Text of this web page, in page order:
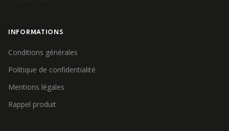
INFORMATIONS
Conditions générales
Politique de confidentialité
Mentions légales
Rappel produit